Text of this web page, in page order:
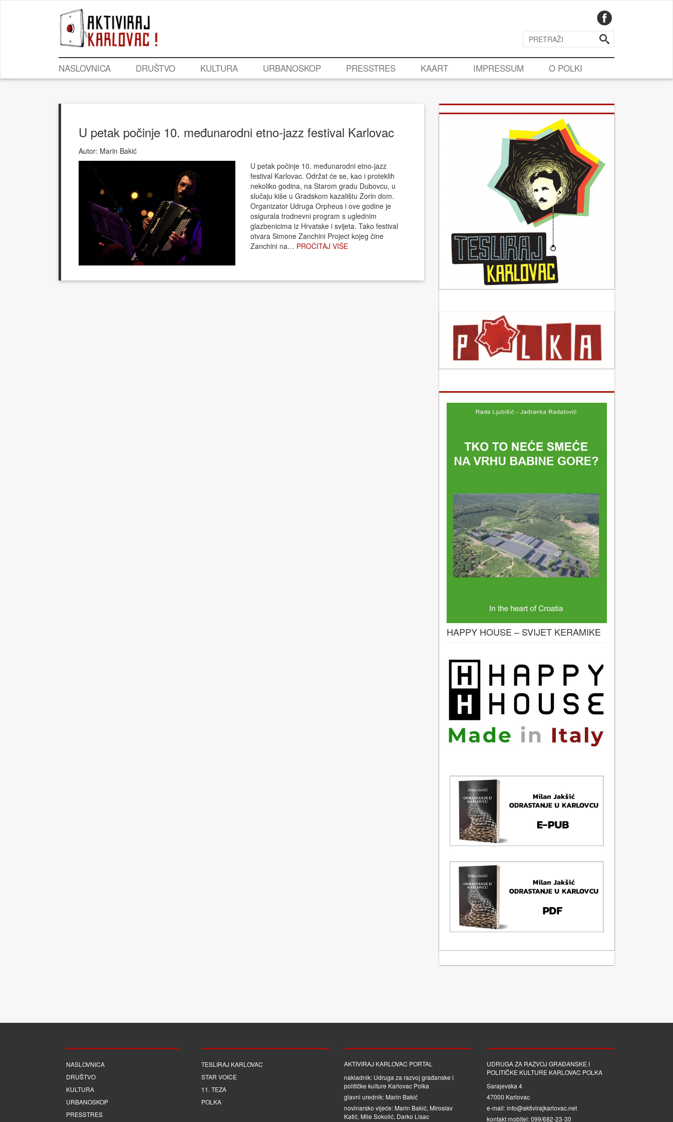
NASLOVNICA DRUŠTVO KULTURA URBANOSKOP PRESSTRES KAART IMPRESSUM O POLKI
U petak počinje 10. međunarodni etno-jazz festival Karlovac
Autor: Marin Bakić
U petak počinje 10. međunarodni etno-jazz
festival Karlovac. Održat će se, kao i proteklih
nekoliko godina, na Starom gradu Dubovcu, u
slučaju kiše u Gradskom kazalištu Zorin dom.
Organizator Udruga Orpheus i ove godine je
osigurala trodnevni program s uglednim
glazbenicima iz Hrvatske i svijeta. Tako festival
otvara Simone Zanchini Project kojeg čine
Zanchini na… PROČITAJ VIŠE
HAPPY HOUSE – SVIJET KERAMIKE
NASLOVNICA
DRUŠTVO
KULTURA
URBANOSKOP
PRESSTRES
TESLIRAJ KARLOVAC
STAR VOICE
11. TEZA
POLKA
AKTIVIRAJ KARLOVAC PORTAL
nakladnik: Udruga za razvoj građanske i
političke kulture Karlovac Polka
glavni urednik: Marin Bakić
novinarsko vijeće: Marin Bakić, Miroslav
Katić, Mile Sokolić, Darko Lisac
UDRUGA ZA RAZVOJ GRAĐANSKE I
POLITIČKE KULTURE KARLOVAC POLKA
Sarajevska 4
47000 Karlovac
e-mail: info@aktivirajkarlovac.net
kontakt mobitel: 099/682-23-30